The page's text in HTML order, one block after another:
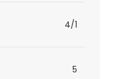
4/1
5